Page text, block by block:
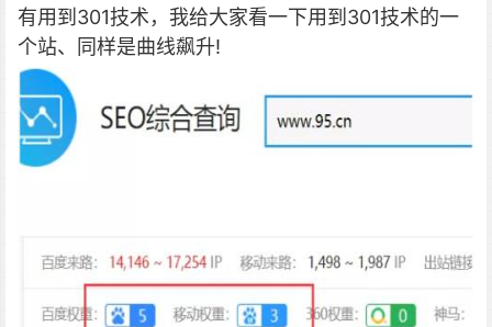
有用到301技术，我给大家看一下用到301技术的一
个站、同样是曲线飙升!